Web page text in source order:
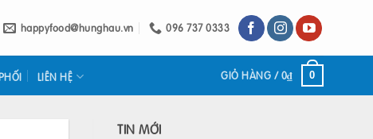
happyfood@hunghau.vn 096 737 0333
LIÊN HỆ GIỎ HÀNG /0₫ 0
TIN MỚI